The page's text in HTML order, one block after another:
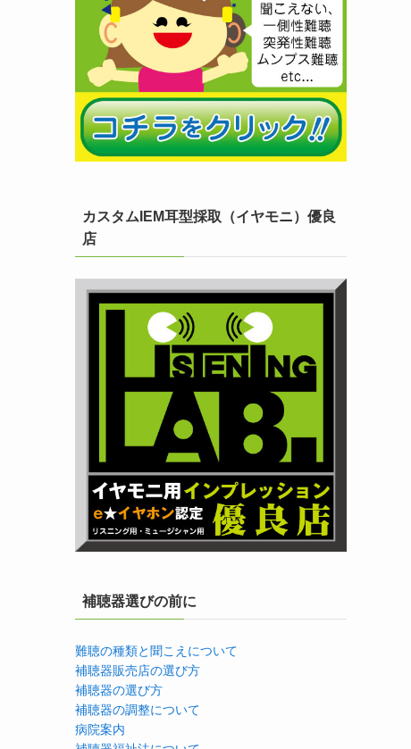
カスタムIEM耳型採取（イヤモニ）優良
店
補聴器選びの前に
難聴の種類と聞こえについて
補聴器販売店の選び方
補聴器の選び方
補聴器の調整について
病院案内